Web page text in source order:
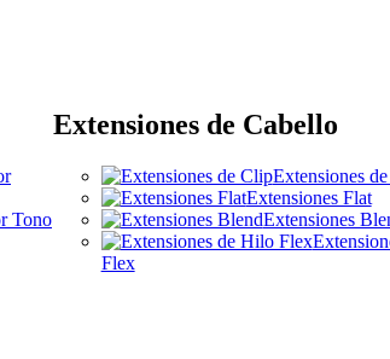
Tono
Extensiones de Cabello
Extensiones
Extensiones Flat
Extensiones
Flex